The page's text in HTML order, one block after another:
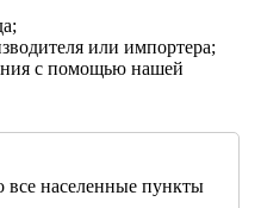
или импортера;
с помощью нашей
все населенные пункты